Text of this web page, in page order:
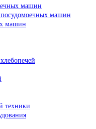
машин
посудомоечных машин
машин
техники